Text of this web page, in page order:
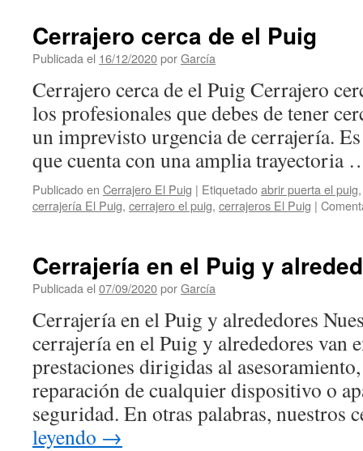
Cerrajero cerca de el Puig
Publicada el 16/12/2020porGarcía
Cerrajero cerca de el Puig Cerrajero
los profesionales que debes de tener
un imprevisto urgencia de cerrajería.
que cuenta con una amplia
Publicado en Cerrajero El Puig | Etiquetadoabrir puerta el puig
cerrajería El Puig, cerrajero el puig, cerrajeros El Puig |
Cerrajería en el Puig y
Publicada el 07/09/2020porGarcía
Cerrajería en el Puig y alrededores
cerrajería en el Puig y alrededores van
prestaciones dirigidas al
reparación de cualquier dispositivo o
seguridad. En otras palabras,
leyendo →